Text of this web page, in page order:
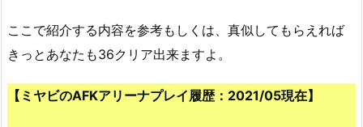
ここで紹介する内容を参考もしくは、真似してもらえれば
きっとあなたも36クリア出来ますよ。
【ミヤビのAFKアリーナプレイ履歴：2021/05現在】